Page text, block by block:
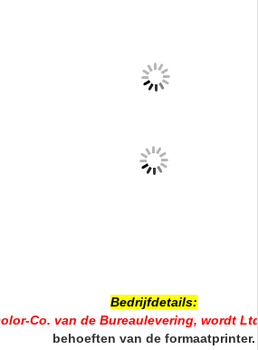
Bedrijfdetails:
Co. van de Bureaulevering, wordt
behoeften van de formaatprinter.